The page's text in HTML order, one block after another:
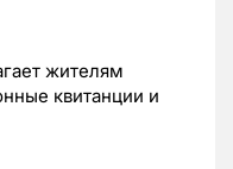
жителям
квитанции и